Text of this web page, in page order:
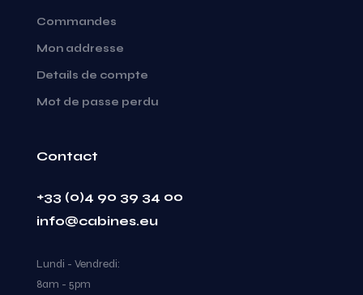
Commandes
Mon addresse
Details de compte
Mot de passe perdu
Contact
+33 (0)4 90 39 34 00
info@cabines.eu
Lundi - Vendredi:
8am - 5pm